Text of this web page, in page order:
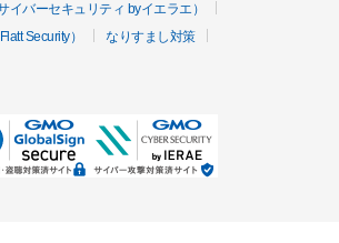
イバーセキュリティ byイエラエ）
Security）
なりすまし対策